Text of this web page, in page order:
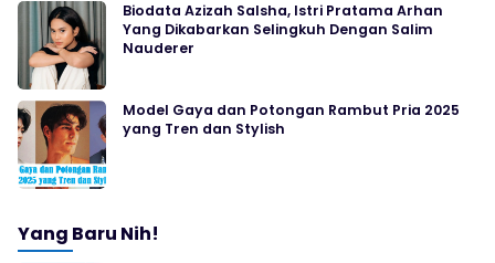
Biodata Azizah Salsha, Istri Pratama Arhan
Yang Dikabarkan Selingkuh Dengan Salim
Nauderer
Model Gaya dan Potongan Rambut Pria 2025
yang Tren dan Stylish
Yang Baru Nih!